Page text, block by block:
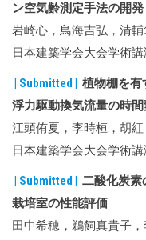
ン空気齢測定手法の開発
岩崎心，鳥海吉弘，清
日本建築学会大会学術講
| Submitted | 植物棚を有
浮力駆動換気流量の時
江頭侑夏，李時桓，胡紅
日本建築学会大会学術講
| Submitted | 二酸化炭素
栽培室の性能評価
田中希穂，鵜飼真貴子